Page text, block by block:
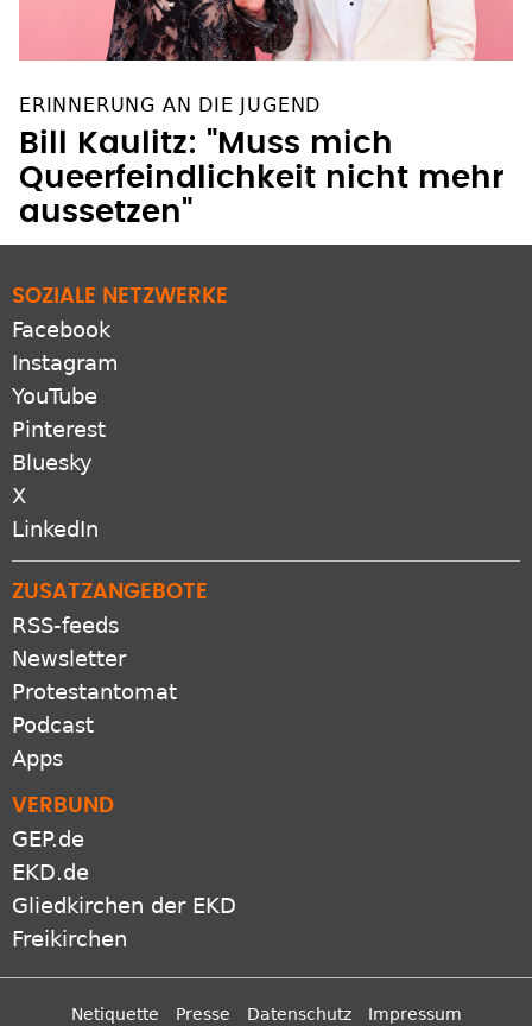
ERINNERUNG AN DIE JUGEND
Bill Kaulitz: "Muss mich
Queerfeindlichkeit nicht mehr
aussetzen"
SOZIALE NETZWERKE
Facebook
Instagram
YouTube
Pinterest
Bluesky
X
LinkedIn
ZUSATZANGEBOTE
RSS-feeds
Newsletter
Protestantomat
Podcast
Apps
VERBUND
GEP.de
EKD.de
Gliedkirchen der EKD
Freikirchen
Netiquette Presse Datenschutz Impressum